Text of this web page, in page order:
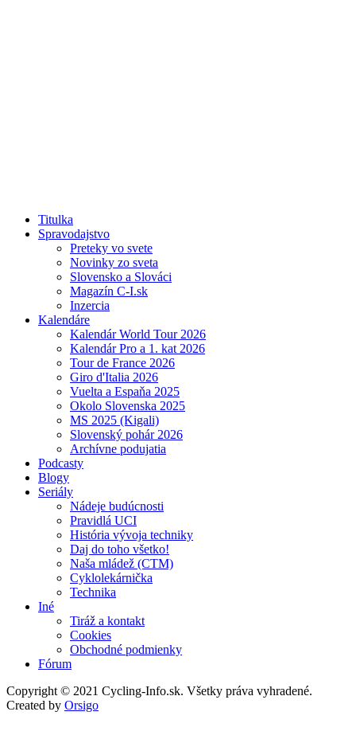
Titulka
Spravodajstvo
Preteky vo svete
Novinky zo sveta
Slovensko a Slováci
Magazín C-I.sk
Inzercia
Kalendáre
Kalendár World Tour 2026
Kalendár Pro a 1. kat 2026
Tour de France 2026
Giro d'Italia 2026
Vuelta a Espaňa 2025
Okolo Slovenska 2025
MS 2025 (Kigali)
Slovenský pohár 2026
Archívne podujatia
Podcasty
Blogy
Seriály
Nádeje budúcnosti
Pravidlá UCI
História vývoja techniky
Daj do toho všetko!
Naša mládež (CTM)
Cyklolekárnička
Technika
Iné
Tiráž a kontakt
Cookies
Obchodné podmienky
Fórum
Copyright © 2021 Cycling-Info.sk. Všetky práva vyhradené.
Created by Orsigo